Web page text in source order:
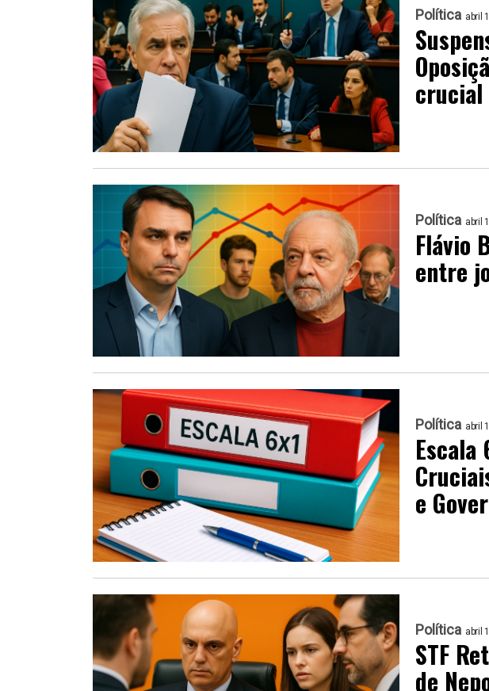
Política abril
crucial
Política abril
Flávio
entre
Política abril
Escala
e
Política abril
STF
de